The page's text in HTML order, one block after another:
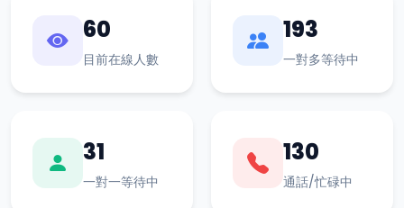
60
目前在線人數
193
一對多等待中
31
一對一等待中
130
通話/忙碌中